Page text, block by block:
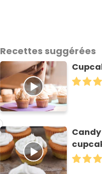
Recettes suggérées